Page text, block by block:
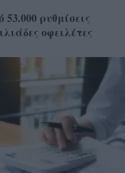
ρυθμίσεις
οφειλέτες